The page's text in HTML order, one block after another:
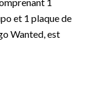
et 1 plaque de
Wanted, est